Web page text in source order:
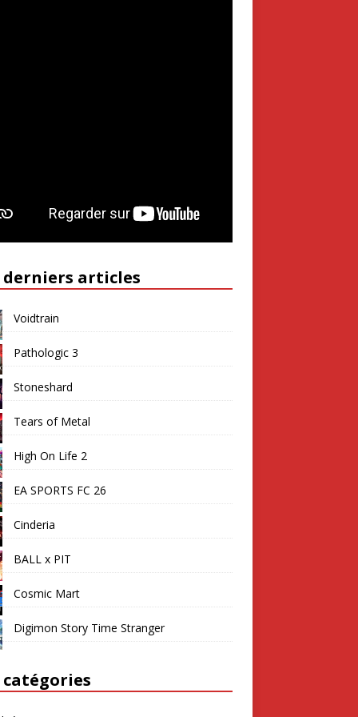
derniers articles
Voidtrain
Pathologic 3
Stoneshard
Tears of Metal
High On Life 2
EA SPORTS FC 26
Cinderia
BALL x PIT
Cosmic Mart
Digimon Story Time Stranger
catégories